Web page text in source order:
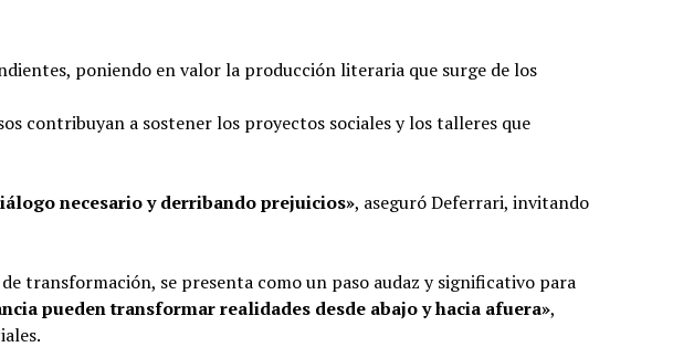
poniendo en valor la producción literaria que surge de los
contribuyan a sostener los proyectos sociales y los talleres que
necesario y derribando prejuicios», aseguró Deferrari, invitando
transformación, se presenta como un paso audaz y significativo para
pueden transformar realidades desde abajo y hacia afuera»,